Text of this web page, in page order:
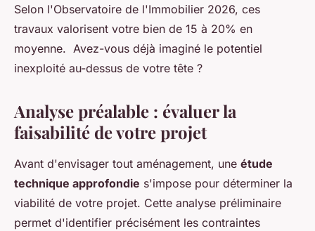
Selon l'Observatoire de l'Immobilier 2026, ces
travaux valorisent votre bien de 15 à 20% en
moyenne. Avez-vous déjà imaginé le potentiel
inexploité au-dessus de votre tête ?
Analyse préalable : évaluer la
faisabilité de votre projet
Avant d'envisager tout aménagement, une étude
technique approfondie s'impose pour déterminer la
viabilité de votre projet. Cette analyse préliminaire
permet d'identifier précisément les contraintes